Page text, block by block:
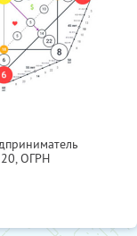
, ОГРН